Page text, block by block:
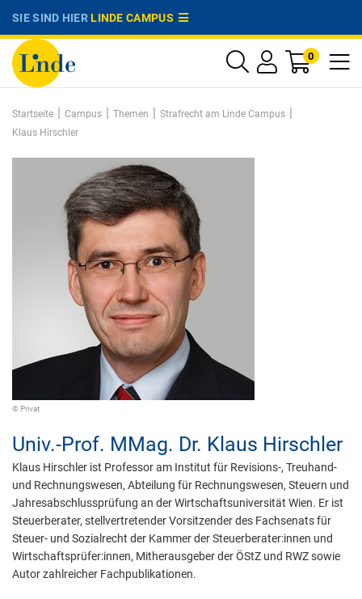
SIE SIND HIERLINDE CAMPUS
0
Startseite | Campus | Themen | Strafrecht am Linde Campus |
Klaus Hirschler
© Privat
Univ.-Prof. MMag. Dr. Klaus Hirschler
Klaus Hirschler ist Professor am Institut für Revisions-, Treuhand-
und Rechnungswesen, Abteilung für Rechnungswesen, Steuern und
Jahresabschlussprüfung an der Wirtschaftsuniversität Wien. Er ist
Steuerberater, stellvertretender Vorsitzender des Fachsenats für
Steuer- und Sozialrecht der Kammer der Steuerberater:innen und
Wirtschaftsprüfer:innen, Mitherausgeber der ÖStZ und RWZ sowie
Autor zahlreicher Fachpublikationen.